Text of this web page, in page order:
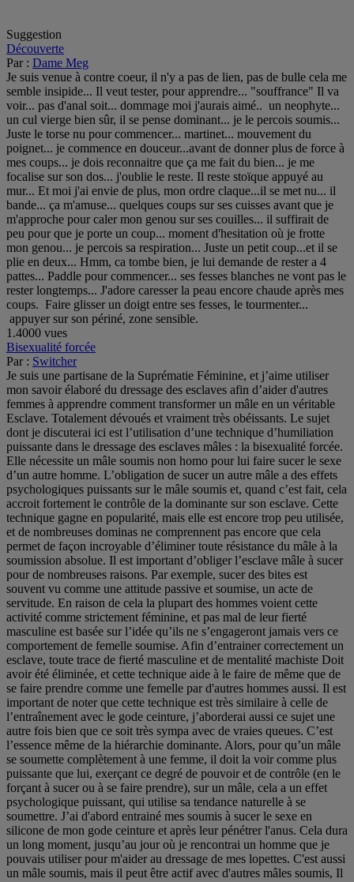
Suggestion
Découverte
Par : Dame Meg
Je suis venue à contre coeur, il n'y a pas de lien, pas de bulle cela me
semble insipide... Il veut tester, pour apprendre... "souffrance" Il va
voir... pas d'anal soit... dommage moi j'aurais aimé.. un neophyte...
un cul vierge bien sûr, il se pense dominant... je le percois soumis...
Juste le torse nu pour commencer... martinet... mouvement du
poignet... je commence en douceur...avant de donner plus de force à
mes coups... je dois reconnaitre que ça me fait du bien... je me
focalise sur son dos... j'oublie le reste. Il reste stoïque appuyé au
mur... Et moi j'ai envie de plus, mon ordre claque...il se met nu... il
bande... ça m'amuse... quelques coups sur ses cuisses avant que je
m'approche pour caler mon genou sur ses couilles... il suffirait de
peu pour que je porte un coup... moment d'hesitation où je frotte
mon genou... je percois sa respiration... Juste un petit coup...et il se
plie en deux... Hmm, ca tombe bien, je lui demande de rester a 4
pattes... Paddle pour commencer... ses fesses blanches ne vont pas le
rester longtemps... J'adore caresser la peau encore chaude après mes
coups. Faire glisser un doigt entre ses fesses, le tourmenter...
appuyer sur son périné, zone sensible.
1.4000 vues
Bisexualité forcée
Par : Switcher
Je suis une partisane de la Suprématie Féminine, et j’aime utiliser
mon savoir élaboré du dressage des esclaves afin d’aider d'autres
femmes à apprendre comment transformer un mâle en un véritable
Esclave. Totalement dévoués et vraiment très obéissants. Le sujet
dont je discuterai ici est l’utilisation d’une technique d’humiliation
puissante dans le dressage des esclaves mâles : la bisexualité forcée.
Elle nécessite un mâle soumis non homo pour lui faire sucer le sexe
d’un autre homme. L’obligation de sucer un autre mâle a des effets
psychologiques puissants sur le mâle soumis et, quand c’est fait, cela
accroit fortement le contrôle de la dominante sur son esclave. Cette
technique gagne en popularité, mais elle est encore trop peu utilisée,
et de nombreuses dominas ne comprennent pas encore que cela
permet de façon incroyable d’éliminer toute résistance du mâle à la
soumission absolue. Il est important d’obliger l’esclave mâle à sucer
pour de nombreuses raisons. Par exemple, sucer des bites est
souvent vu comme une attitude passive et soumise, un acte de
servitude. En raison de cela la plupart des hommes voient cette
activité comme strictement féminine, et pas mal de leur fierté
masculine est basée sur l’idée qu’ils ne s’engageront jamais vers ce
comportement de femelle soumise. Afin d’entrainer correctement un
esclave, toute trace de fierté masculine et de mentalité machiste Doit
avoir été éliminée, et cette technique aide à le faire de même que de
se faire prendre comme une femelle par d'autres hommes aussi. Il est
important de noter que cette technique est très similaire à celle de
l’entraînement avec le gode ceinture, j’aborderai aussi ce sujet une
autre fois bien que ce soit très sympa avec de vraies queues. C’est
l’essence même de la hiérarchie dominante. Alors, pour qu’un mâle
se soumette complètement à une femme, il doit la voir comme plus
puissante que lui, exerçant ce degré de pouvoir et de contrôle (en le
forçant à sucer ou à se faire prendre), sur un mâle, cela a un effet
psychologique puissant, qui utilise sa tendance naturelle à se
soumettre. J’ai d'abord entrainé mes soumis à sucer le sexe en
silicone de mon gode ceinture et après leur pénétrer l'anus. Cela dura
un long moment, jusqu’au jour où je rencontrai un homme que je
pouvais utiliser pour m'aider au dressage de mes lopettes. C'est aussi
un mâle soumis, mais il peut être actif avec d'autres mâles soumis, Il